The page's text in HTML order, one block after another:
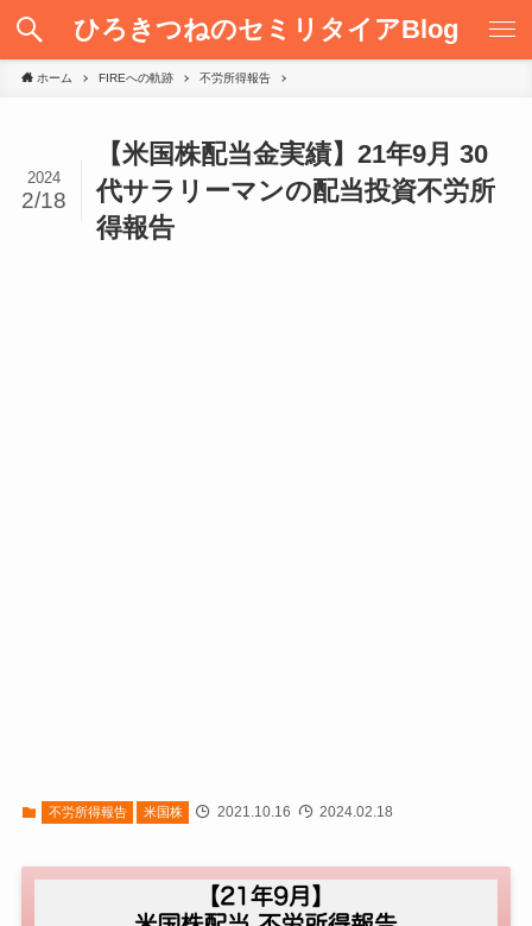
ひろきつねのセミリタイアBlog
ホーム FIREへの軌跡 不労所得報告
【米国株配当金実績】21年9月 30
代サラリーマンの配当投資不労所
得報告
2024
2/18
不労所得報告 米国株 2021.10.16 2024.02.18